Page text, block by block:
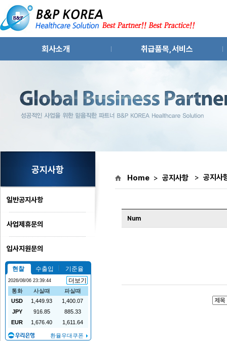
회사소개
회사위치
취급품목,서비스
화장품,제약설비
시장조사
공지사항
일반공지사항
사업제휴문의
입사지원문의
Home > 공지사항 > 공지사
Num